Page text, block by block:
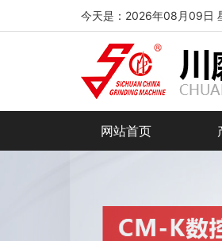
今天是：2026年08月09日
网站首页